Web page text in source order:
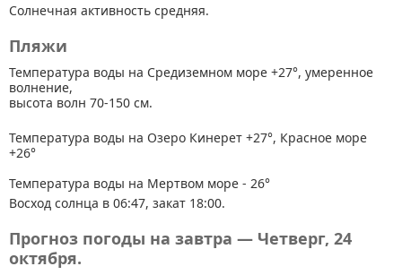
Солнечная активность средняя.
Пляжи
Температура воды на Средиземном море +27°, умеренное
волнение,
высота волн 70-150 см.
Температура воды на Озеро Кинерет +27°, Красное море
+26°
Температура воды на Мертвом море - 26°
Восход солнца в 06:47, закат 18:00.
Прогноз погоды на завтра — Четверг, 24
октября.